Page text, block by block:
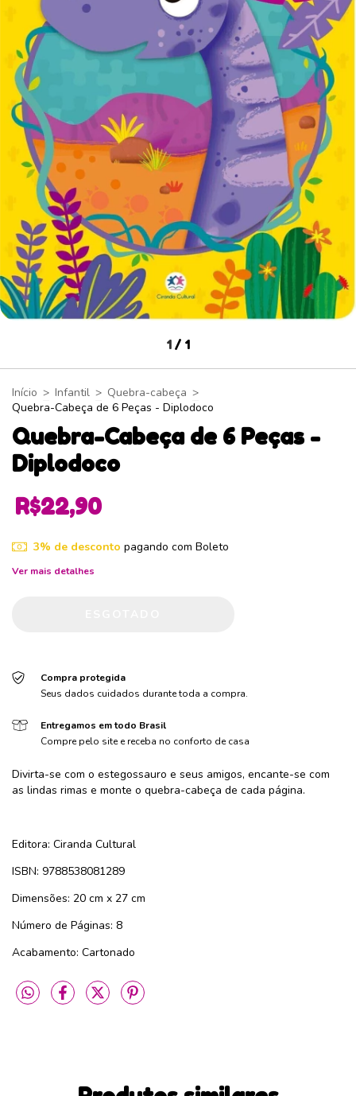
1 / 1
Início > Infantil > Quebra-cabeça >
Quebra-Cabeça de 6 Peças - Diplodoco
Quebra-Cabeça de 6 Peças -
Diplodoco
R$22,90
3% de desconto pagando com Boleto
Ver mais detalhes
Compra protegida
Seus dados cuidados durante toda a compra.
Entregamos em todo Brasil
Compre pelo site e receba no conforto de casa
Divirta-se com o estegossauro e seus amigos, encante-se com
as lindas rimas e monte o quebra-cabeça de cada página.
Editora: Ciranda Cultural
ISBN: 9788538081289
Dimensões: 20 cm x 27 cm
Número de Páginas: 8
Acabamento: Cartonado